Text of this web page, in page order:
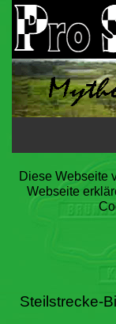
Startseite
Steilstrecke
Literatur
Diese Webseite
Webseite
Steilstrecke-